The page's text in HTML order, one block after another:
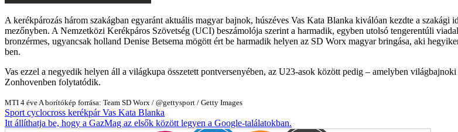
A kerékpározás három szakágban egyaránt aktuális magyar bajnok, húszéves Vas Kata Blanka kiválóan kezdte a
mezőnyben. A Nemzetközi Kerékpáros Szövetség (UCI) beszámolója szerint a harmadik, egyben utolsó tengerentúli
bronzérmes, ugyancsak holland Denise Betsema mögött ért be harmadik helyen az SD Worx magyar bringása, aki
ben.
Vas ezzel a negyedik helyen áll a világkupa összetett pontversenyében, az U23-asok között pedig – amelyben
Zonhovenben folytatódik.
MTI 4 éve A borítókép forrása: Team SD Worx / @gettysport / Getty Images
Sport cyclocross kerékpárVas Kata Blanka
Itt állíthatja be, hogy a GazMag az elsők között legyen a Google-találatokban.